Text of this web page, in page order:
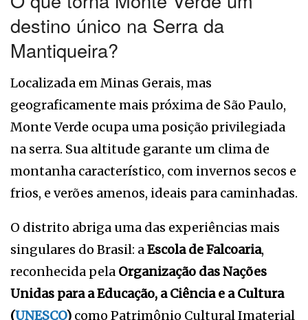
destino único na Serra da
Mantiqueira?
Localizada em Minas Gerais, mas
geograficamente mais próxima de São Paulo,
Monte Verde ocupa uma posição privilegiada
na serra. Sua altitude garante um clima de
montanha característico, com invernos secos e
frios, e verões amenos, ideais para caminhadas.
O distrito abriga uma das experiências mais
singulares do Brasil: aEscola de Falcoaria,
reconhecida pela Organização das Nações
Unidas para a Educação, a Ciência e a Cultura
(UNESCO) como Patrimônio Cultural Imaterial